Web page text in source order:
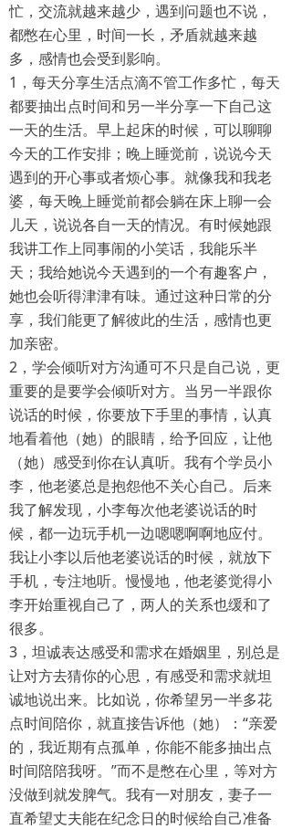
忙，交流就越来越少，遇到问题也不说，
都憋在心里，时间一长，矛盾就越来越
多，感情也会受到影响。
1，每天分享生活点滴不管工作多忙，每天
都要抽出点时间和另一半分享一下自己这
一天的生活。早上起床的时候，可以聊聊
今天的工作安排；晚上睡觉前，说说今天
遇到的开心事或者烦心事。就像我和我老
婆，每天晚上睡觉前都会躺在床上聊一会
儿天，说说各自一天的情况。有时候她跟
我讲工作上同事闹的小笑话，我能乐半
天；我给她说今天遇到的一个有趣客户，
她也会听得津津有味。通过这种日常的分
享，我们能更了解彼此的生活，感情也更
加亲密。
2，学会倾听对方沟通可不只是自己说，更
重要的是要学会倾听对方。当另一半跟你
说话的时候，你要放下手里的事情，认真
地看着他（她）的眼睛，给予回应，让他
（她）感受到你在认真听。我有个学员小
李，他老婆总是抱怨他不关心自己。后来
我了解发现，小李每次他老婆说话的时
候，都一边玩手机一边嗯嗯啊啊地应付。
我让小李以后他老婆说话的时候，就放下
手机，专注地听。慢慢地，他老婆觉得小
李开始重视自己了，两人的关系也缓和了
很多。
3，坦诚表达感受和需求在婚姻里，别总是
让对方去猜你的心思，有感受和需求就坦
诚地说出来。比如说，你希望另一半多花
点时间陪你，就直接告诉他（她）：“亲爱
的，我近期有点孤单，你能不能多抽出点
时间陪陪我呀。”而不是憋在心里，等对方
没做到就发脾气。我有一对朋友，妻子一
直希望丈夫能在纪念日的时候给自己准备